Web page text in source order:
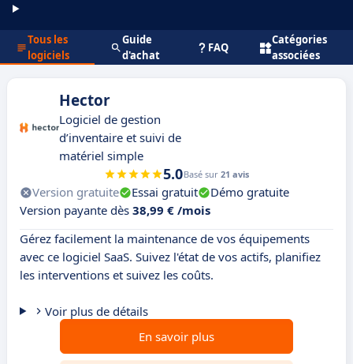
Tous les
logiciels
Guide
d'achat
FAQ
Catégories
associées
Hector
Logiciel de gestion
d’inventaire et suivi de
matériel simple
5.0Basé sur 21 avis
Version gratuite Essai gratuit
Démo gratuite
Version payante dès 38,99 € /mois
Gérez facilement la maintenance de vos équipements
avec ce logiciel SaaS. Suivez l'état de vos actifs, planifiez
les interventions et suivez les coûts.
Voir plus de détails
En savoir plus